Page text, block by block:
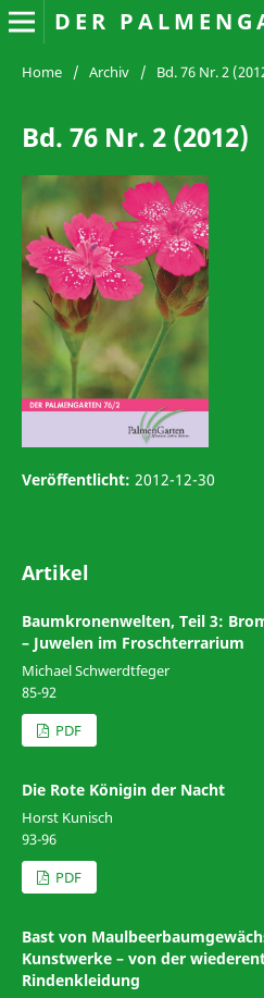
DER
Home / Archiv / Bd. 76 Nr. 2
Bd. 76 Nr. 2 (2012)
Veröffentlicht: 2012-12-30
Artikel
Baumkronenwelten, Teil 3:
– Juwelen im Froschterrarium
Michael Schwerdtfeger
85-92
PDF
Die Rote Königin der Nacht
Horst Kunisch
93-96
PDF
Bast von
Kunstwerke – von der
Rindenkleidung